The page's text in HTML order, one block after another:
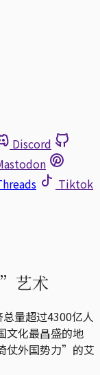
Discord
Tiktok
艺术
量超过4300亿人
文化最昌盛的地
仗外国势力”的艾